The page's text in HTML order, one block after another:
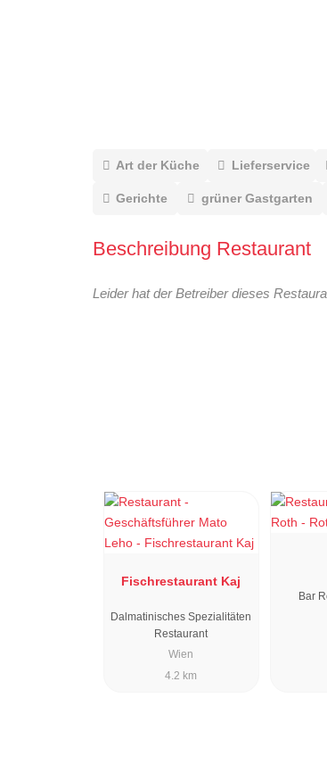
Art der Küche Lieferservice
Gerichte grüner Gastgarten
Beschreibung Restaurant
Leider hat der Betreiber dieses
Fischrestaurant Kaj
Dalmatinisches Spezialitäten
Restaurant
Wien
4.2 km
Bar